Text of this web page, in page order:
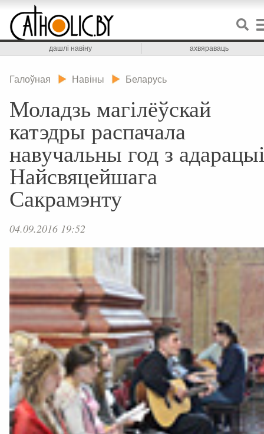
дашлі навіну ахвяраваць
Галоўная Навіны Беларусь
Моладзь магілёўскай
катэдры распачала
навучальны год з
Найсвяцейшага
Сакрамэнту
04.09.2016 19:52